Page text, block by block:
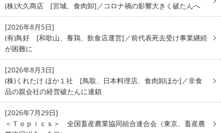
(株)大久商店 [宮城、食肉卸]／コロナ禍の影響大きく破たんへ
[2026年8月5日]
(有)鳥好 [和歌山、養鶏、飲食店運営]／前代表死去受け事業継続
が困難に
[2026年8月3日]
(株)くれたけ ほか１社 [鳥取、日本料理店、食肉卸ほか]／非食
品の親会社の経営破たんに連鎖
[2026年7月29日]
＜Ｔｏｐｉｃｓ＞ 全国畜産農業協同組合連合会（東京、畜産農